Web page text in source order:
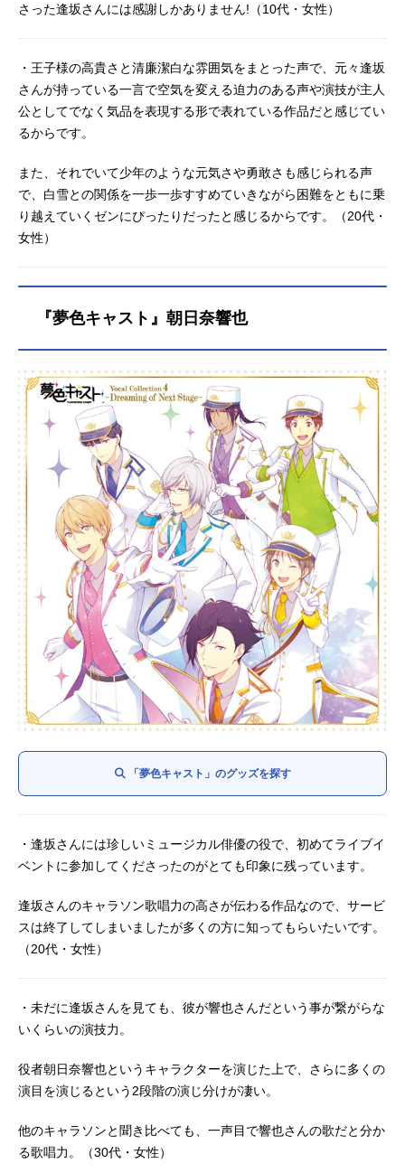
さった逢坂さんには感謝しかありません!（10代・女性）
・王子様の高貴さと清廉潔白な雰囲気をまとった声で、元々逢坂
さんが持っている一言で空気を変える迫力のある声や演技が主人
公としてでなく気品を表現する形で表れている作品だと感じてい
るからです。
また、それでいて少年のような元気さや勇敢さも感じられる声
で、白雪との関係を一歩一歩すすめていきながら困難をともに乗
り越えていくゼンにぴったりだったと感じるからです。（20代・
女性）
『夢色キャスト』朝日奈響也
「夢色キャスト」のグッズを探す
・逢坂さんには珍しいミュージカル俳優の役で、初めてライブイ
ベントに参加してくださったのがとても印象に残っています。
逢坂さんのキャラソン歌唱力の高さが伝わる作品なので、サービ
スは終了してしまいましたが多くの方に知ってもらいたいです。
（20代・女性）
・未だに逢坂さんを見ても、彼が響也さんだという事が繋がらな
いくらいの演技力。
役者朝日奈響也というキャラクターを演じた上で、さらに多くの
演目を演じるという2段階の演じ分けが凄い。
他のキャラソンと聞き比べても、一声目で響也さんの歌だと分か
る歌唱力。（30代・女性）